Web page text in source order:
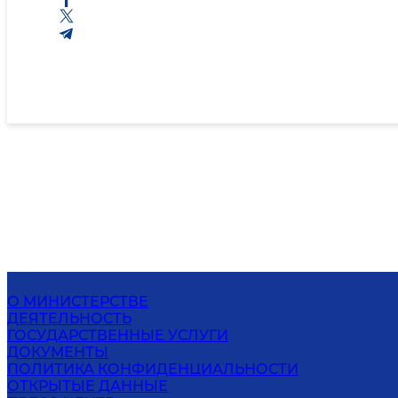
О МИНИСТЕРСТВЕ
ДЕЯТЕЛЬНОСТЬ
ГОСУДАРСТВЕННЫЕ УСЛУГИ
ДОКУМЕНТЫ
ПОЛИТИКА КОНФИДЕНЦИАЛЬНОСТИ
ОТКРЫТЫЕ ДАННЫЕ